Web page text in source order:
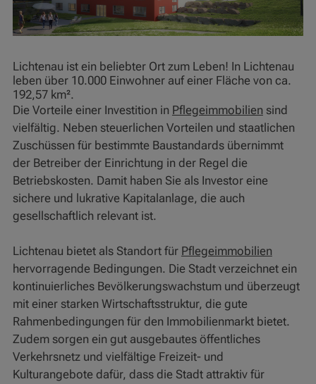
Lichtenau ist ein beliebter Ort zum Leben! In Lichtenau
leben über 10.000 Einwohner auf einer Fläche von ca.
192,57 km².
Die Vorteile einer Investition in Pflegeimmobilien sind
vielfältig. Neben steuerlichen Vorteilen und staatlichen
Zuschüssen für bestimmte Baustandards übernimmt
der Betreiber der Einrichtung in der Regel die
Betriebskosten. Damit haben Sie als Investor eine
sichere und lukrative Kapitalanlage, die auch
gesellschaftlich relevant ist.
Lichtenau bietet als Standort für Pflegeimmobilien
hervorragende Bedingungen. Die Stadt verzeichnet ein
kontinuierliches Bevölkerungswachstum und überzeugt
mit einer starken Wirtschaftsstruktur, die gute
Rahmenbedingungen für den Immobilienmarkt bietet.
Zudem sorgen ein gut ausgebautes öffentliches
Verkehrsnetz und vielfältige Freizeit- und
Kulturangebote dafür, dass die Stadt attraktiv für